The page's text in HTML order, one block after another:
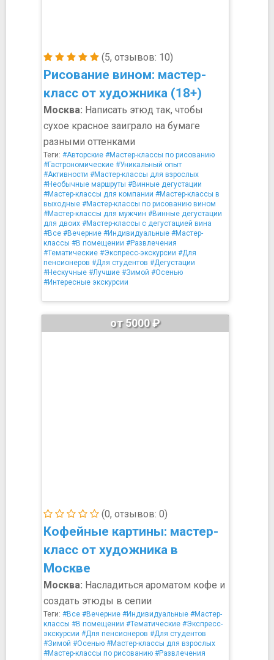
(5, отзывов: 10)
Рисование вином: мастер-
класс от художника (18+)
Москва: Написать этюд так, чтобы
сухое красное заиграло на бумаге
разными оттенками
Теги: #Авторские #Мастер-классы по рисованию
#Гастрономические #Уникальный опыт
#Активности #Мастер-классы для взрослых
#Необычные маршруты #Винные дегустации
#Мастер-классы для компании #Мастер-классы в
выходные #Мастер-классы по рисованию вином
#Мастер-классы для мужчин #Винные дегустации
для двоих #Мастер-классы с дегустацией вина
#Все #Вечерние #Индивидуальные #Мастер-
классы #В помещении #Развлечения
#Тематические #Экспресс-экскурсии #Для
пенсионеров #Для студентов #Дегустации
#Нескучные #Лучшие #Зимой #Осенью
#Интересные экскурсии
(0, отзывов: 0)
Кофейные картины: мастер-
класс от художника в
Москве
от 5000 ₽
Москва: Насладиться ароматом кофе и
создать этюды в сепии
Теги: #Все #Вечерние #Индивидуальные #Мастер-
классы #В помещении #Тематические #Экспресс-
экскурсии #Для пенсионеров #Для студентов
#Зимой #Осенью #Мастер-классы для взрослых
#Мастер-классы по рисованию #Развлечения